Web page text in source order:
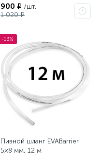
900 ₽ /шт.
1 020 ₽
-13%
Пивной шланг EVABarrier
5×8 мм, 12 м